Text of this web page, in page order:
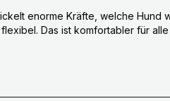
enorme Kräfte, welche Hund
Das ist komfortabler für